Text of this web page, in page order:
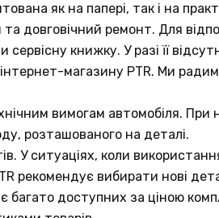
як на папері, так і на
довговічний ремонт. Для
книжку. У разі її
магазину PTR. Ми
вимогам автомобіля.
розташованого на деталі.
У ситуаціях, коли
рекомендує вибирати нові
багато доступних за ціною